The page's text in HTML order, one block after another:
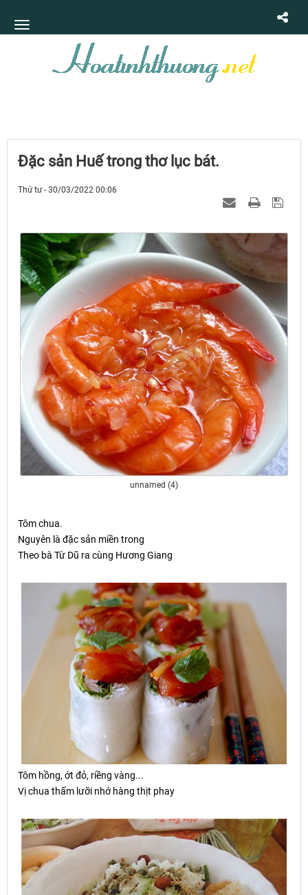
Đặc sản Huế trong thơ lục bát.
Thứ tư - 30/03/2022 00:06
unnamed (4)
Tôm chua.
Nguyên là đặc sản miền trong
Theo bà Từ Dũ ra cùng Hương Giang
Tôm hồng,ớt đỏ, riềng vàng...
Vị chua thấm lưỡi nhớ hàng thịt phay